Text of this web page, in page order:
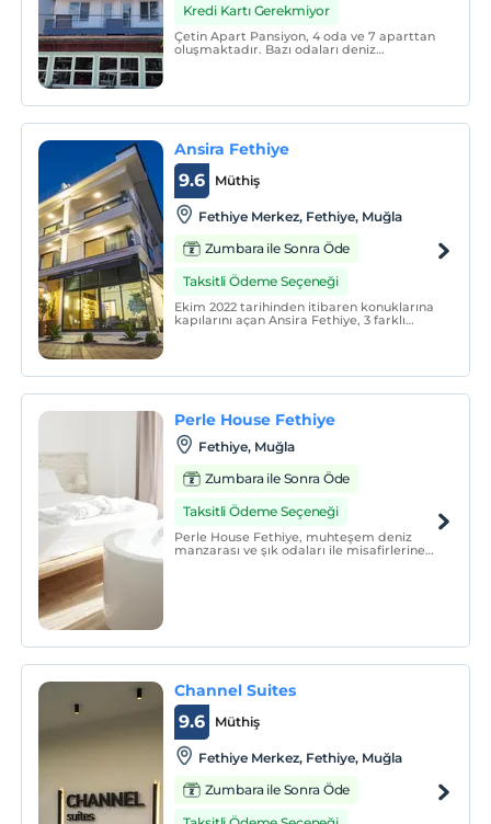
Kredi Kartı Gerekmiyor
Çetin Apart Pansiyon, 4 oda ve 7 aparttan
oluşmaktadır. Bazı odaları deniz
Ansira Fethiye
Müthiş
9.6
Fethiye Merkez, Fethiye, Muğla
Zumbara ile Sonra Öde
Taksitli Ödeme Seçeneği
Ekim 2022 tarihinden itibaren konuklarına
kapılarını açan Ansira Fethiye, 3 farklı
Perle House Fethiye
Fethiye, Muğla
Zumbara ile Sonra Öde
Taksitli Ödeme Seçeneği
Perle House Fethiye, muhteşem deniz
manzarası ve şık odaları ile misafirlerine
Channel Suites
Müthiş
9.6
Fethiye Merkez, Fethiye, Muğla
Zumbara ile Sonra Öde